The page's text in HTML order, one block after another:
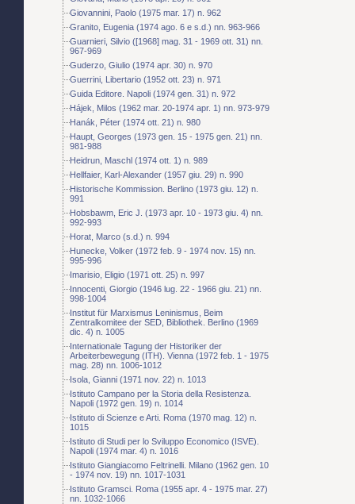
Giovannini, Paolo (1975 mar. 17) n. 962
Granito, Eugenia (1974 ago. 6 e s.d.) nn. 963-966
Guarnieri, Silvio ([1968] mag. 31 - 1969 ott. 31) nn.
967-969
Guderzo, Giulio (1974 apr. 30) n. 970
Guerrini, Libertario (1952 ott. 23) n. 971
Guida Editore. Napoli (1974 gen. 31) n. 972
Hájek, Milos (1962 mar. 20-1974 apr. 1) nn. 973-979
Hanák, Péter (1974 ott. 21) n. 980
Haupt, Georges (1973 gen. 15 - 1975 gen. 21) nn.
981-988
Heidrun, Maschl (1974 ott. 1) n. 989
Hellfaier, Karl-Alexander (1957 giu. 29) n. 990
Historische Kommission. Berlino (1973 giu. 12) n.
991
Hobsbawm, Eric J. (1973 apr. 10 - 1973 giu. 4) nn.
992-993
Horat, Marco (s.d.) n. 994
Hunecke, Volker (1972 feb. 9 - 1974 nov. 15) nn.
995-996
Imarisio, Eligio (1971 ott. 25) n. 997
Innocenti, Giorgio (1946 lug. 22 - 1966 giu. 21) nn.
998-1004
Institut für Marxismus Leninismus, Beim
Zentralkomitee der SED, Bibliothek. Berlino (1969
dic. 4) n. 1005
Internationale Tagung der Historiker der
Arbeiterbewegung (ITH). Vienna (1972 feb. 1 - 1975
mag. 28) nn. 1006-1012
Isola, Gianni (1971 nov. 22) n. 1013
Istituto Campano per la Storia della Resistenza.
Napoli (1972 gen. 19) n. 1014
Istituto di Scienze e Arti. Roma (1970 mag. 12) n.
1015
Istituto di Studi per lo Sviluppo Economico (ISVE).
Napoli (1974 mar. 4) n. 1016
Istituto Giangiacomo Feltrinelli. Milano (1962 gen. 10
- 1974 nov. 19) nn. 1017-1031
Istituto Gramsci. Roma (1955 apr. 4 - 1975 mar. 27)
nn. 1032-1066